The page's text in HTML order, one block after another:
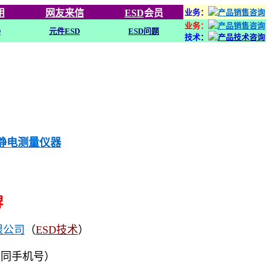
网友来信 ESD会员 业务：
元件ESD ESD问题
业务：
技术：
电测量仪器
司 （ESD技术）
手机号）